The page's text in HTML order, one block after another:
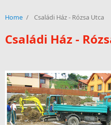
Home / Családi Ház - Rózsa Utca
Családi Ház -